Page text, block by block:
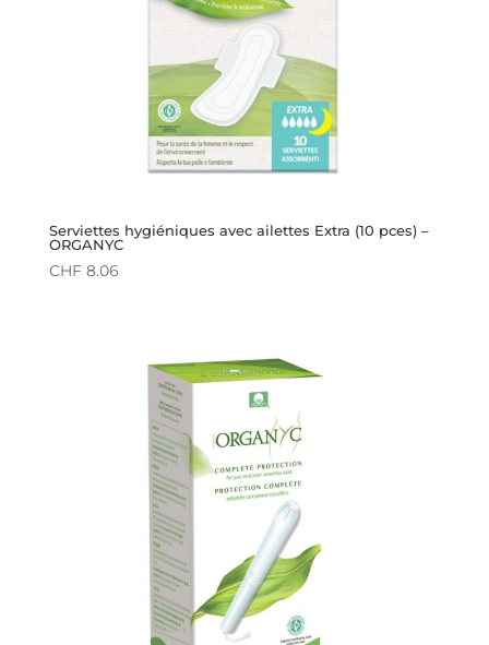
Serviettes hygiéniques avec ailettes Extra (10 pces) –
ORGANYC
CHF8.06